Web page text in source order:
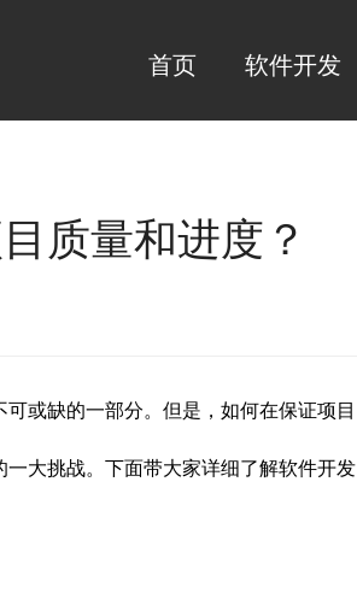
首页 软件开发
质量和进度？
或缺的一部分。但是，如何在保证项目
大挑战。下面带大家详细了解软件开发